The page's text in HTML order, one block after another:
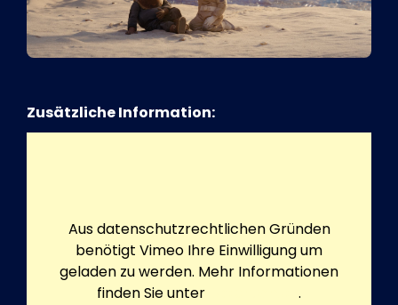
Zusätzliche Information:
Aus datenschutzrechtlichen Gründen
benötigt Vimeo Ihre Einwilligung um
geladen zu werden. Mehr Informationen
finden Sie unter
.